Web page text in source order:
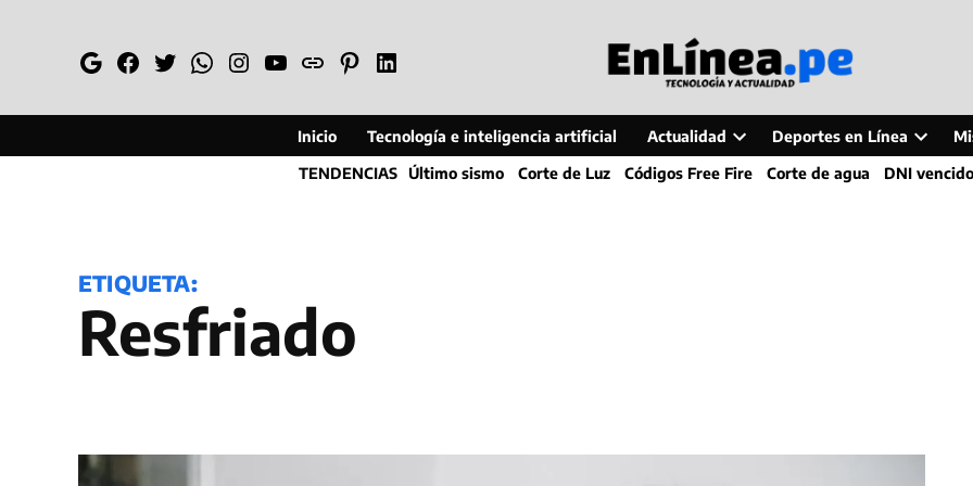
GoogleFacebook
TwitterWhatsapp
Instagram
YouTube
WebPinterestLinkedin
Inicio Tecnología e inteligencia artificial Actualidad
Open
dropdown
Deportes en Línea
Open
dropdown
TENDENCIAS Último sismo Corte de Luz Códigos Free Fire Corte de agua DNI vencido
ETIQUETA:
resfriado